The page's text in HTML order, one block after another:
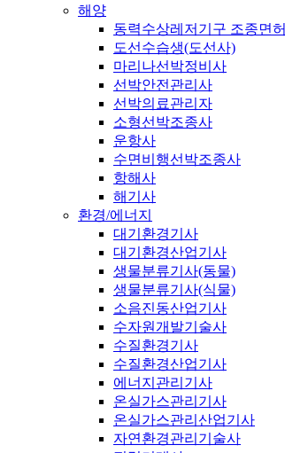
해양
동력수상레저기구 조종면허
도선수습생(도선사)
마리나선박정비사
선박안전관리사
선박의료관리자
소형선박조종사
운항사
수면비행선박조종사
항해사
해기사
환경/에너지
대기환경기사
대기환경산업기사
생물분류기사(동물)
생물분류기사(식물)
소음진동산업기사
수자원개발기술사
수질환경기사
수질환경산업기사
에너지관리기사
온실가스관리기사
온실가스관리산업기사
자연환경관리기술사